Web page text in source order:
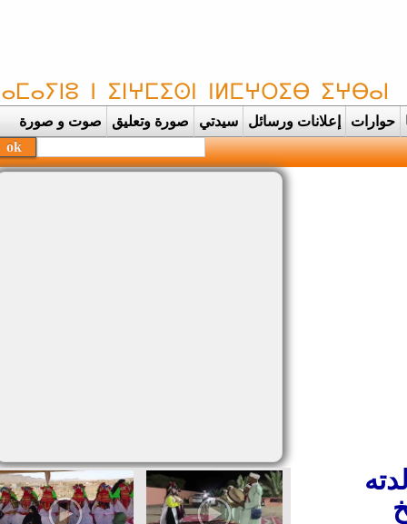
حوارات إعلانات ورسائل سيدتي صورة وتعليق صوت و صورة